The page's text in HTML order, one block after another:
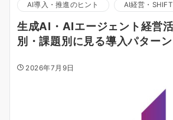
AI導入・推進のヒント AI経営・
生成AI・AIエージェント経営
別・課題別に見る導入パター
2026年7月9日